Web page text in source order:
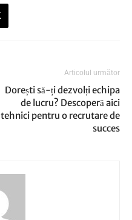
Articolul următor
Dorești să-ți dezvolți echipa
de lucru? Descoperă aici
tehnici pentru o recrutare de
succes